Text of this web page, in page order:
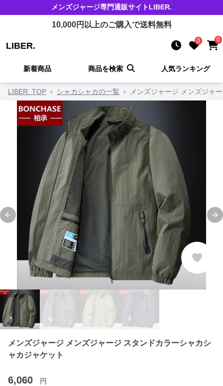
メンズジャージ専門通販サイトLIBER.
10,000円以上のご購入で送料無料
LIBER. 0 0
新着商品 商品を検索 人気ランキング
LIBER. TOP › シャカシャカの一覧 › メンズジャージ メンズジャ
Previous slide
メンズジャージ メンズジャージ スタンドカラーシャカシ
ャカジャケット
6,060 円